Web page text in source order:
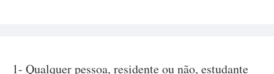
1- Qualquer pessoa, residente ou não, estudante